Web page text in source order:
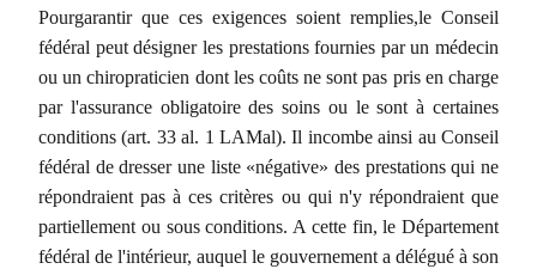
Pourgarantir que ces exigences soient remplies,le Conseil
fédéral peut désigner les prestations fournies par un médecin
ou un chiropraticien dont les coûts ne sont pas pris en charge
par l'assurance obligatoire des soins ou le sont à certaines
conditions (art. 33 al. 1 LAMal). Il incombe ainsi au Conseil
fédéral de dresser une liste «négative» des prestations qui ne
répondraient pas à ces critères ou qui n'y répondraient que
partiellement ou sous conditions. A cette fin, le Département
fédéral de l'intérieur, auquel le gouvernement a délégué à son